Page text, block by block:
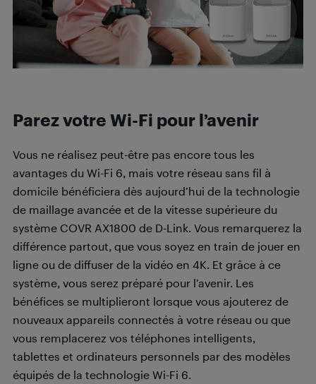
Parez votre Wi-Fi pour l’avenir
Vous ne réalisez peut-être pas encore tous les
avantages du Wi-Fi 6, mais votre réseau sans fil à
domicile bénéficiera dès aujourd’hui de la technologie
de maillage avancée et de la vitesse supérieure du
système COVR AX1800 de D-Link. Vous remarquerez la
différence partout, que vous soyez en train de jouer en
ligne ou de diffuser de la vidéo en 4K. Et grâce à ce
système, vous serez préparé pour l’avenir. Les
bénéfices se multiplieront lorsque vous ajouterez de
nouveaux appareils connectés à votre réseau ou que
vous remplacerez vos téléphones intelligents,
tablettes et ordinateurs personnels par des modèles
équipés de la technologie Wi-Fi 6.